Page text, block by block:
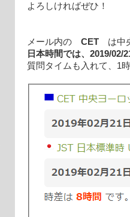
よろしければぜひ！
メール内の CET は中
日本時間では、2019/02/
質問タイムも入れて、1